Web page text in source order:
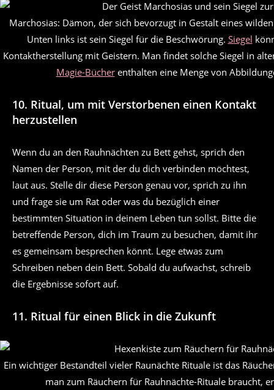
Marchosias: Dämon, der sich bevorzugt in Gestalt eines
Unten links ist sein Siegel für die Beschwörung. Siegel
Kontaktherstellung mit Geistern. Man findet solche Siegel in
Magie-Bücherenthalten eine Menge von
10. Ritual, um mit Verstorbenen einen Kontakt
herzustellen
Wenn du an den Rauhnächten zu Bett gehst, sprich den
Namen der Person, mit der du dich verbinden möchtest,
laut aus. Stelle dir diese Person genau vor, sprich zu ihn
und frage sie um Rat oder was du bezüglich einer
bestimmten Situation in deinem Leben tun sollst. Bitte die
betreffende Person, dich im Traum zu besuchen, damit ihr
es gemeinsam besprechen könnt. Lege etwas zum
Schreiben neben dein Bett. Sobald du aufwachst, schreib
die Ergebnisse sofort auf.
11. Ritual für einen Blick in die Zukunft
Ein wichtiger Bestandteil vieler Raunächte Rituale ist das
man zum Räuchern für Rauhnächte-Rituale braucht,